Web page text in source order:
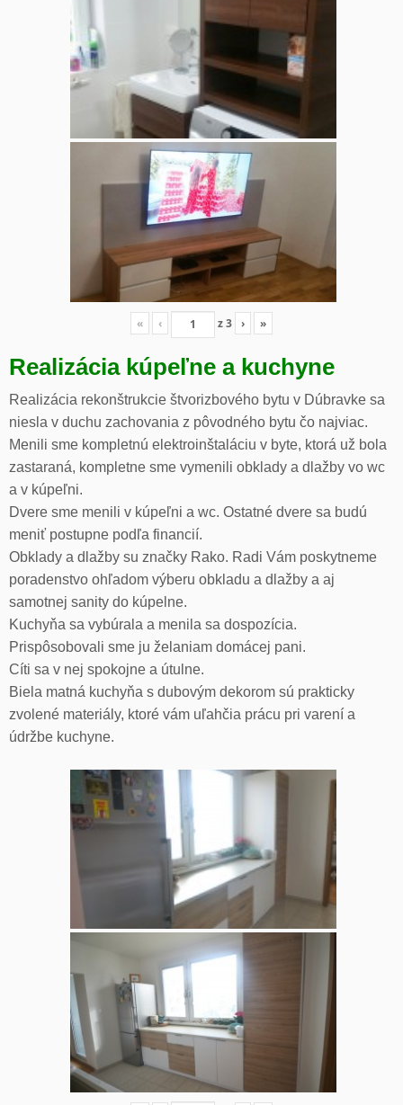
« ‹ z3 › »
Realizácia kúpeľne a kuchyne
Realizácia rekonštrukcie štvorizbového bytu v Dúbravke sa
niesla v duchu zachovania z pôvodného bytu čo najviac.
Menili sme kompletnú elektroinštaláciu v byte, ktorá už bola
zastaraná, kompletne sme vymenili obklady a dlažby vo wc
a v kúpeľni.
Dvere sme menili v kúpeľni a wc. Ostatné dvere sa budú
meniť postupne podľa financií.
Obklady a dlažby su značky Rako. Radi Vám poskytneme
poradenstvo ohľadom výberu obkladu a dlažby a aj
samotnej sanity do kúpelne.
Kuchyňa sa vybúrala a menila sa dospozícia.
Prispôsobovali sme ju želaniam domácej pani.
Cíti sa v nej spokojne a útulne.
Biela matná kuchyňa s dubovým dekorom sú prakticky
zvolené materiály, ktoré vám uľahčia prácu pri varení a
údržbe kuchyne.